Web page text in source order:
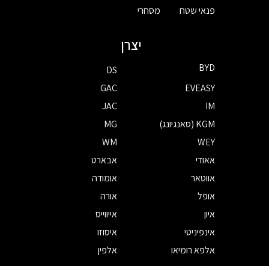
פנאי שטח
מסחרי
יצרן
BYD
DS
EVEASY
GAC
IM
JAC
KGM (סאנגיונג)
MG
WEY
WM
אאודי
אבארט
אווטאר
אומודה
אופל
אורה
איון
אייווייס
אינפיניטי
איסוזו
אלפא רומיאו
אלפין